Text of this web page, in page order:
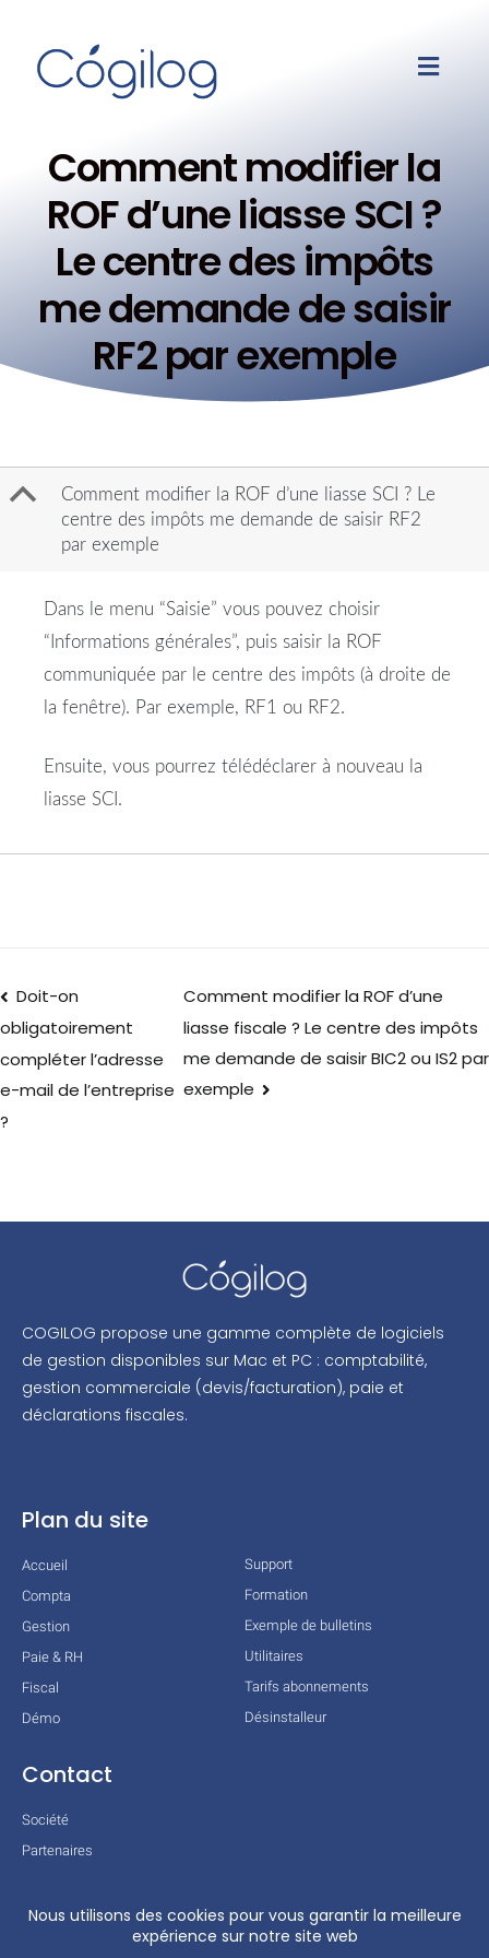
Comment modifier la
ROF d’une liasse SCI ?
Le centre des impôts
me demande de saisir
RF2 par exemple
B
Comment modifier la ROF d’une liasse SCI ? Le
centre des impôts me demande de saisir RF2
par exemple
Dans le menu “Saisie” vous pouvez choisir
“Informations générales”, puis saisir la ROF
communiquée par le centre des impôts (à droite de
la fenêtre). Par exemple, RF1 ou RF2.
Ensuite, vous pourrez télédéclarer à nouveau la
liasse SCI.
Doit-on
obligatoirement
compléter l’adresse
e-mail de l’entreprise
?
Comment modifier la ROF d’une
liasse fiscale ? Le centre des impôts
me demande de saisir BIC2 ou IS2 par
exemple
COGILOG propose une gamme complète de logiciels
de gestion disponibles sur Mac et PC : comptabilité,
gestion commerciale (devis/facturation), paie et
déclarations fiscales.
Plan du site
Accueil
Compta
Gestion
Paie & RH
Fiscal
Démo
Support
Formation
Exemple de bulletins
Utilitaires
Tarifs abonnements
Désinstalleur
Contact
Société
Partenaires
Mentions légales
Conditions générales